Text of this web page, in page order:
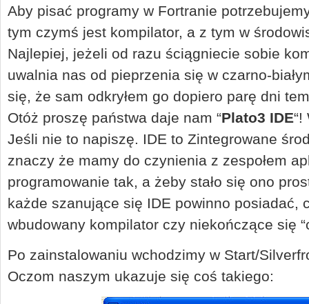
Aby pisać programy w Fortranie
tym czymś jest kompilator, a z tym w
Najlepiej, jeżeli od razu ściągniecie sobie
uwalnia nas od pieprzenia się w czarno-
się, że sam odkryłem go dopiero parę dni
Otóż proszę państwa daje nam “Plato3 IDE
Jeśli nie to napiszę. IDE to Zintegrowane
znaczy że mamy do czynienia z zespołem
programowanie tak, a żeby stało się ono
każde szanujące się IDE powinno posiadać,
wbudowany kompilator czy niekończące się
Po zainstalowaniu wchodzimy w Start/
Oczom naszym ukazuje się coś takiego: